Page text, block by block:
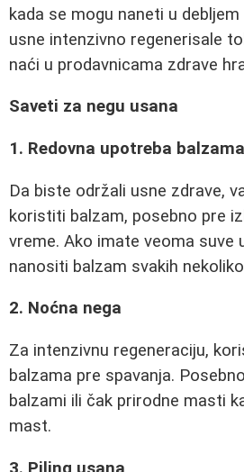
kada se mogu naneti u
usne intenzivno regenerisale
naći u prodavnicama zdrave
Saveti za negu usana
1. Redovna upotreba balzama
Da biste održali usne zdrave,
koristiti balzam, posebno pre
vreme. Ako imate veoma suve
nanositi balzam svakih
2. Noćna nega
Za intenzivnu regeneraciju,
balzama pre spavanja.
balzami ili čak prirodne masti
mast.